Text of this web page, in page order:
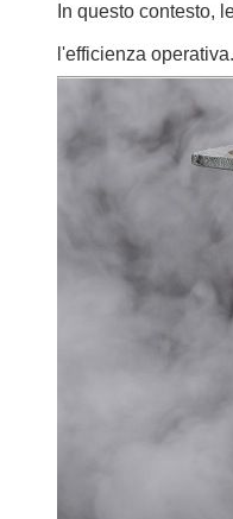
In questo contesto,
l'efficienza operativa.